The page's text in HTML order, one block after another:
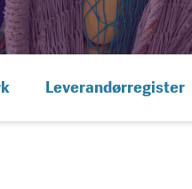
Leverandørregister